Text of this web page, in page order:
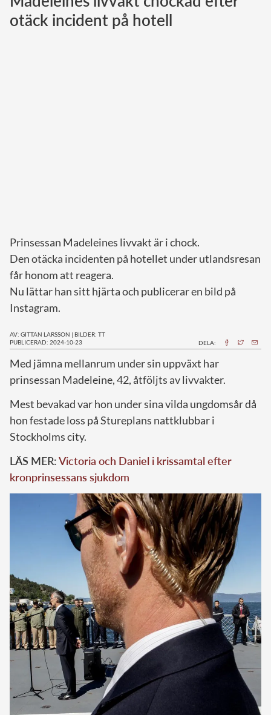
Norska kungahuset
otäck incident på hotell
Prinsessan Madeleines livvakt är i chock.
Den otäcka incidenten på hotellet under utlandsresan
får honom att reagera.
Nu lättar han sitt hjärta och publicerar en bild på
Instagram.
AV: GITTAN LARSSON | BILDER: TT
PUBLICERAD: 2024-10-23
DELA:
Med jämna mellanrum under sin uppväxt har
prinsessan Madeleine, 42, åtföljts av livvakter.
Mest bevakad var hon under sina vilda ungdomsår då
hon festade loss på Stureplans nattklubbar i
Stockholms city.
LÄS MER:Victoria och Daniel i krissamtal efter
kronprinsessans sjukdom